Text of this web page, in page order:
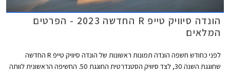
הונדה סיוויק טייפ R החדשה 2023 - הפרטים
המלאים
לפני כחודש חשפה הונדה תמונות ראשונות של הונדה סיוויק טייפ R החדשה
שחוגגת השנה 30, לצד סיוויק הסטנדרטית החוגגת 50. החשיפה הראשונית לוותה